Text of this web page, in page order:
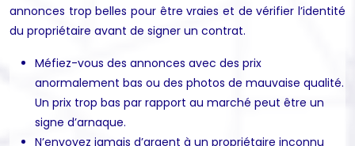
annonces trop belles pour être vraies et de vérifier l’identité
du propriétaire avant de signer un contrat.
Méfiez-vous des annonces avec des prix
anormalement bas ou des photos de mauvaise qualité.
Un prix trop bas par rapport au marché peut être un
signe d’arnaque.
N’envoyez jamais d’argent à un propriétaire inconnu